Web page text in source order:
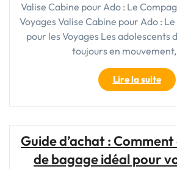
Valise Cabine pour Ado : Le
Voyages Valise Cabine pour Ado :
pour les Voyages Les adolescents
toujours en
Lire la suite
Le
Guide d’achat :
de bagage idéal pour